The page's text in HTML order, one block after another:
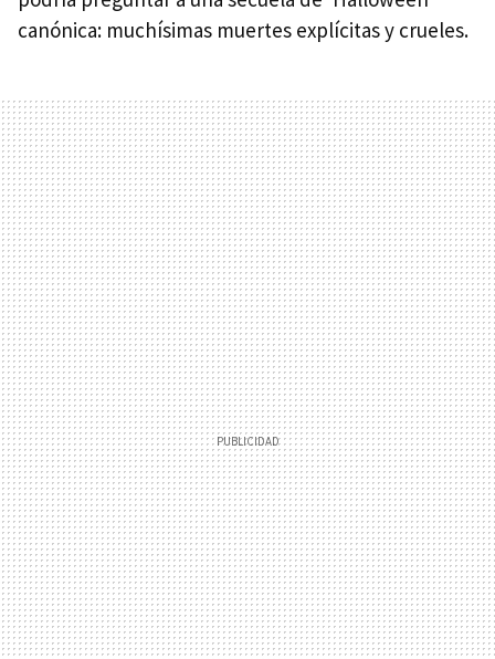
canónica: muchísimas muertes explícitas y crueles.